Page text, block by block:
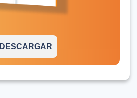
DESCARGAR